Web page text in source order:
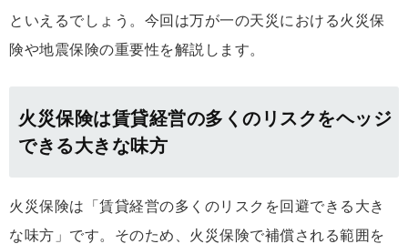
といえるでしょう。今回は万が一の天災における火災保
険や地震保険の重要性を解説します。
火災保険は賃貸経営の多くのリスクをヘッジ
できる大きな味方
火災保険は「賃貸経営の多くのリスクを回避できる大き
な味方」です。そのため、火災保険で補償される範囲を